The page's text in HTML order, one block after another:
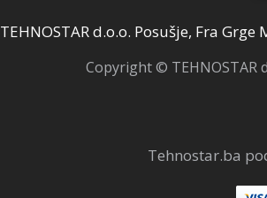
TEHNOSTAR d.o.o. Posušje, Fra
Copyright © TEHNOSTAR
Tehnostar.ba